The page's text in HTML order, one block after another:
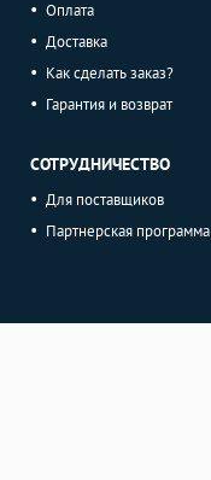
Оплата
Доставка
Как сделать заказ?
Гарантия и возврат
СОТРУДНИЧЕСТВО
Для поставщиков
Партнерская программа